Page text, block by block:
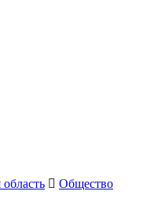
Общество